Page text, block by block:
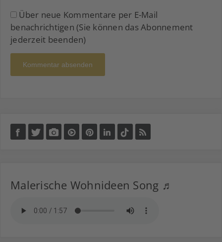
Über neue Kommentare per E-Mail
benachrichtigen (Sie können das Abonnement
jederzeit beenden)
Kommentar absenden
Malerische Wohnideen Song ♬